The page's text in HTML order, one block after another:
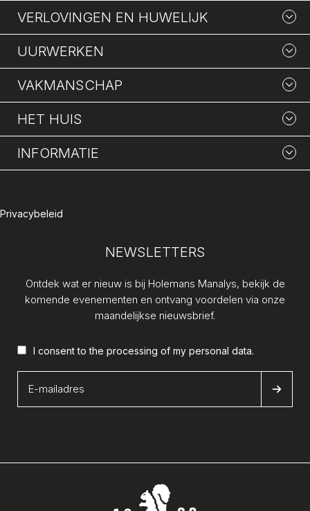
VERLOVINGEN EN HUWELIJK
UURWERKEN
VAKMANSCHAP
HET HUIS
INFORMATIE
Privacybeleid
NEWSLETTERS
Ontdek wat er nieuw is bij Holemans Manalys, bekijk de
komende evenementen en ontvang voordelen via onze
maandelijkse nieuwsbrief.
I consent to the processing of my personal data.